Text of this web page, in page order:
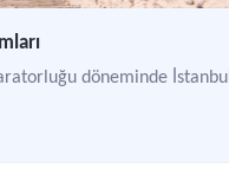
döneminde İstanbul